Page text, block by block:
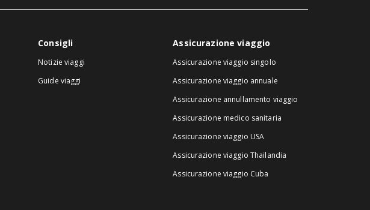
Consigli
Notizie viaggi
Guide viaggi
Assicurazione viaggio
Assicurazione viaggio singolo
Assicurazione viaggio annuale
Assicurazione annullamento viaggio
Assicurazione medico sanitaria
Assicurazione viaggio USA
Assicurazione viaggio Thailandia
Assicurazione viaggio Cuba